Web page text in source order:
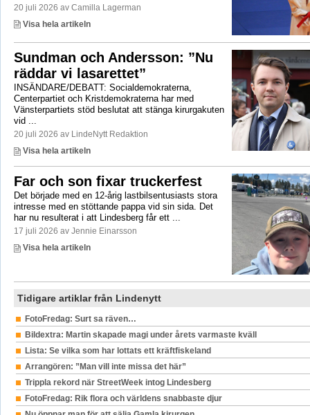
20 juli 2026 av Camilla Lagerman
Visa hela artikeln
Sundman och Andersson: ”Nu
räddar vi lasarettet”
INSÄNDARE/DEBATT: Socialdemokraterna,
Centerpartiet och Kristdemokraterna har med
Vänsterpartiets stöd beslutat att stänga kirurgakuten
vid ...
20 juli 2026 av LindeNytt Redaktion
Visa hela artikeln
Far och son fixar truckerfest
Det började med en 12-årig lastbilsentusiasts stora
intresse med en stöttande pappa vid sin sida. Det
har nu resulterat i att Lindesberg får ett ...
17 juli 2026 av Jennie Einarsson
Visa hela artikeln
Tidigare artiklar från Lindenytt
FotoFredag: Surt sa räven…
Bildextra: Martin skapade magi under årets varmaste kväll
Lista: Se vilka som har lottats ett kräftfiskeland
Arrangören: ”Man vill inte missa det här”
Trippla rekord när StreetWeek intog Lindesberg
FotoFredag: Rik flora och världens snabbaste djur